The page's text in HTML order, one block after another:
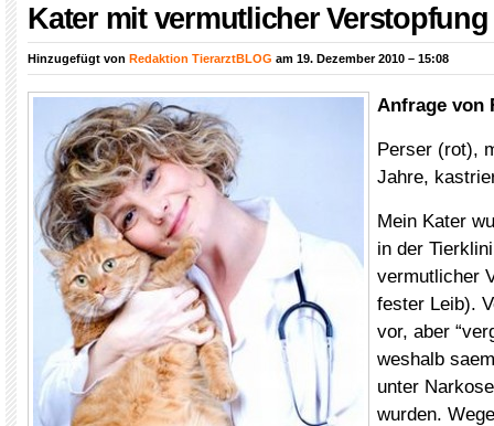
Kater mit vermutlicher Verstopfung
Hinzugefügt von Redaktion TierarztBLOG am 19. Dezember 2010 – 15:08
Anfrage von
Perser (rot),
Jahre,
Mein Kater
in der
vermutlicher
fester Leib).
vor, aber
weshalb
unter
wurden.